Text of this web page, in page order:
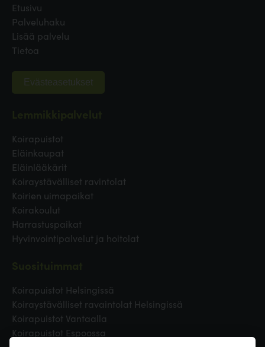
Etusivu
Palveluhaku
Lisää palvelu
Tietoa
Evästeasetukset
Koirapuistot
Eläinkaupat
Eläinlääkärit
Koiraystävälliset ravintolat
Koirien uimapaikat
Koirakoulut
Harrastuspaikat
Hyvinvointipalvelut ja hoitolat
Koirapuistot Helsingissä
Koiraystävälliset ravaintolat Helsingissä
Koirapuistot Vantaalla
Koirapuistot Espoossa